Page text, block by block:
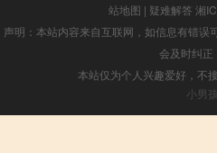
站地图 | 疑难解答 湘
声明：本站内容来自互联网，如信息有错
会及时纠正
本站仅为个人兴趣爱好，不
小男孩